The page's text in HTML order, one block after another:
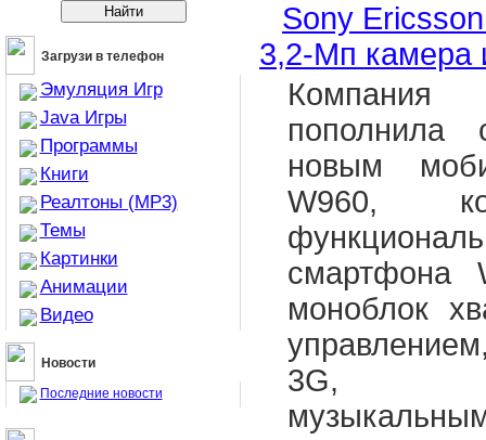
Загрузи в телефон
Эмуляция Игр
Java Игры
Программы
Книги
Реалтоны (MP3)
Темы
Картинки
Анимации
Видео
Новости
Последние новости
Sony
3,2-Мп камера
пополнила
новым
W960,
смартфона
моноблок
3G,